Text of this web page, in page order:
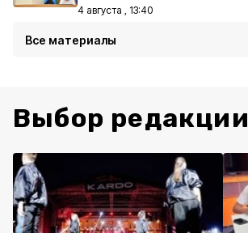
4 августа , 13:40
Все материалы
Выбор редакции